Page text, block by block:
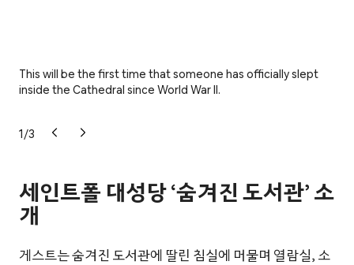
This will be the first time that someone has officially slept
inside the Cathedral since World War II.
1 /3
세인트폴 대성당 ‘숨겨진 도서관’ 소
개
게스트는 숨겨진 도서관에 딸린 침실에 머물며 열람실, 소